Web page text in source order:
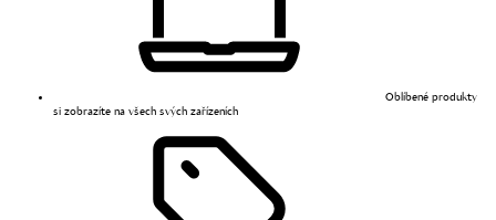
Oblíbené produkty
si zobrazíte na všech svých zařízeních